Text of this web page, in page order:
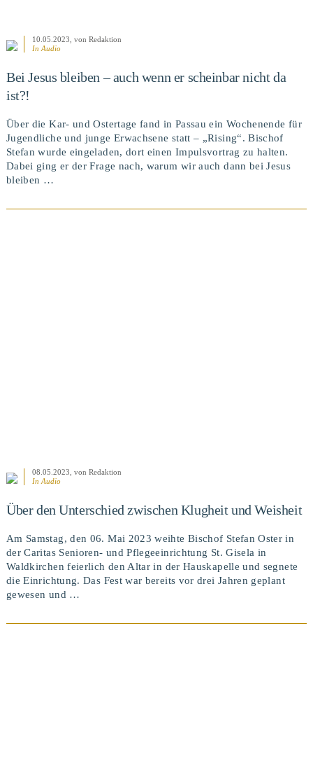
10.05.2023 , von Redaktion
In Audio
Bei Jesus bleiben – auch wenn er scheinbar nicht da
ist?!
Über die Kar- und Ostertage fand in Passau ein Wochenende für
Jugendliche und junge Erwachsene statt – „Rising“. Bischof
Stefan wurde eingeladen, dort einen Impulsvortrag zu halten.
Dabei ging er der Frage nach, warum wir auch dann bei Jesus
bleiben …
08.05.2023 , von Redaktion
In Audio
Über den Unterschied zwischen Klugheit und Weisheit
Am Samstag, den 06. Mai 2023 weihte Bischof Stefan Oster in
der Caritas Senioren- und Pflegeeinrichtung St. Gisela in
Waldkirchen feierlich den Altar in der Hauskapelle und segnete
die Einrichtung. Das Fest war bereits vor drei Jahren geplant
gewesen und …